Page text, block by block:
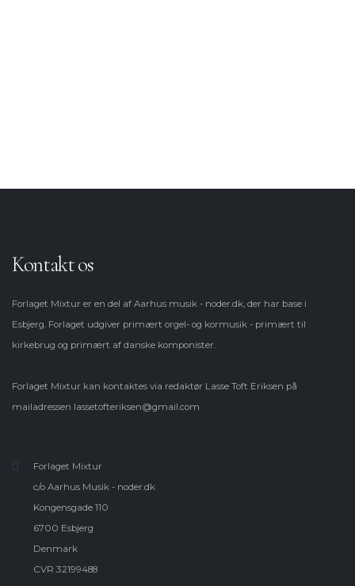
Kontakt os
Forlaget Mixtur er en del af Aarhus musik - noder.dk, der har base i
Esbjerg. Forlaget udgiver primært orgel- og kormusik - primært til
kirkebrug og primært af danske komponister.
Forlaget Mixtur kan kontaktes via redaktør Lasse Toft Eriksen på
mailadressen lassetofteriksen@gmail.com
Forlaget Mixtur
c/o Aarhus Musik - noder.dk
Kongensgade 110
6700 Esbjerg
Denmark
CVR 32199488